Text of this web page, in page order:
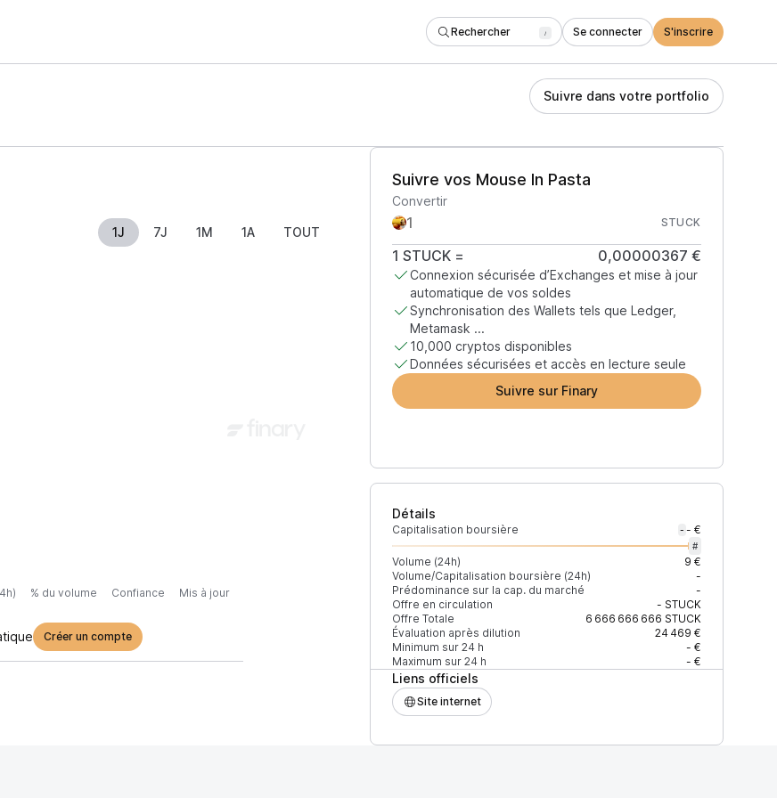
Rechercher / Se connecter S'inscrire
Suivre dans votre portfolio
1J 7J 1M 1A TOUT
Suivre vos Mouse In Pasta
Convertir
STUCK
1 STUCK= 0,00000367 €
Connexion sécurisée d’Exchanges et mise à jour
automatique de vos soldes
Synchronisation des Wallets tels que Ledger,
Metamask ...
10,000 cryptos disponibles
Données sécurisées et accès en lecture seule
Suivre sur Finary
Détails
Capitalisation boursière - - €
#
Volume (24h)
9 €
Volume/Capitalisation boursière (24h)
-
Prédominance sur la cap. du marché
-
Offre en circulation
- STUCK
Offre Totale
6 666 666 666 STUCK
Évaluation après dilution
24 469 €
Minimum sur 24 h
- €
Maximum sur 24 h
- €
Liens officiels
Site internet
% du volume Confiance Mis à jour
Créer un compte